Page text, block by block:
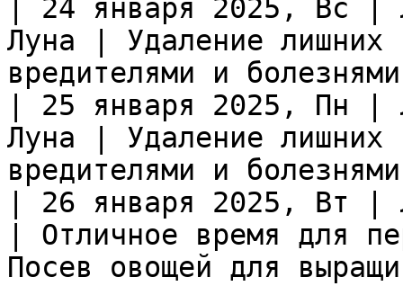
| 24 января 2025, Вс |
Луна | Удаление лишних
вредителями и
| 25 января 2025, Пн |
Луна | Удаление лишних
вредителями и
| 26 января 2025, Вт |
| Отличное время для
Посев овощей для